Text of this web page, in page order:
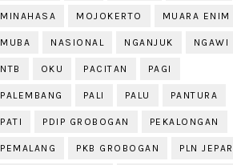
MINAHASA MOJOKERTO MUARA ENIM
MUBA NASIONAL NGANJUK NGAWI
NTB OKU PACITAN PAGI
PALEMBANG PALI PALU PANTURA
PATI PDIP GROBOGAN PEKALONGAN
PEMALANG PKB GROBOGAN PLN